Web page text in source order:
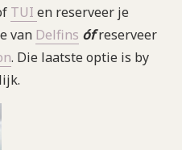
TUI en reserveer je
van Delfins ófreserveer
. Die laatste optie is by